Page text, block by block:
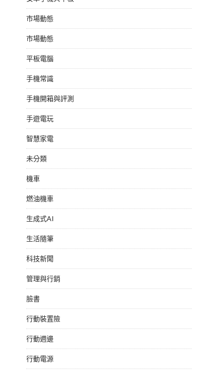
市場動態
市場動態
平板電腦
手機常識
手機開箱與評測
手遊電玩
智慧家電
未分類
機車
燃油機車
生成式AI
生活隨筆
科技新聞
管理與行銷
臉書
行動裝置險
行動週邊
行動電源